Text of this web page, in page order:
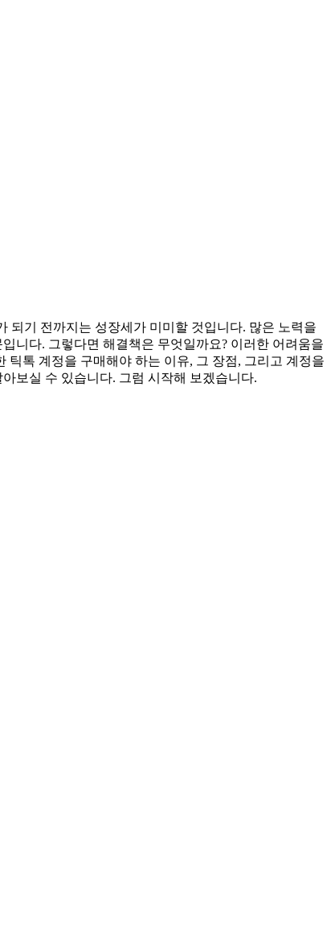
되기 전까지는 성장세가 미미할 것입니다. 많은 노력을
니다. 그렇다면 해결책은 무엇일까요? 이러한 어려움을
틱톡 계정을 구매해야 하는 이유, 그 장점, 그리고 계정을
보실 수 있습니다. 그럼 시작해 보겠습니다.